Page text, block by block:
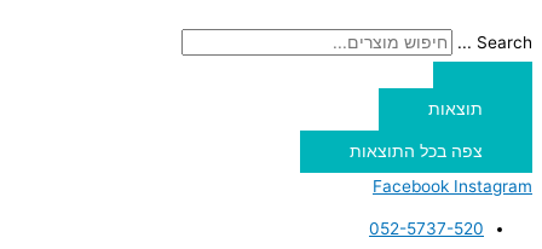
Search ...
תוצאות
צפה בכל התוצאות
Facebook Instagram
052-5737-520